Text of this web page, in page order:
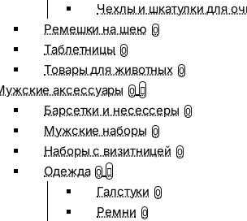
Чехлы и шкатулки для
Ремешки на шею 0
Таблетницы 0
Товары для животных 0
аксессуары 0
Барсетки и несессеры 0
Мужские наборы 0
Наборы с визитницей 0
Одежда 0
Галстуки 0
Ремни 0